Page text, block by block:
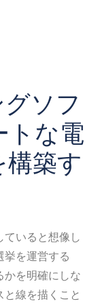
ソフ
トな電
築す
ていると想像し
挙を運営する
かを明確にしな
線を描くこと